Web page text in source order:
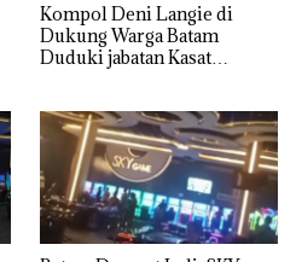
Kompol Deni Langie di
Dukung Warga Batam
Duduki jabatan Kasat